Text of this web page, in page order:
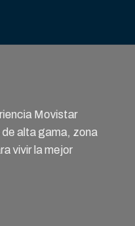
Movistar
alta gama, zona
vivir la mejor